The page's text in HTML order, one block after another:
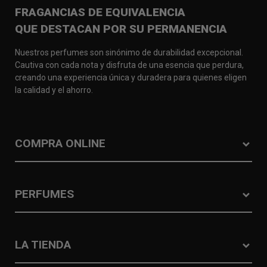
FRAGANCIAS DE EQUIVALENCIA
QUE DESTACAN POR SU PERMANENCIA
Nuestros perfumes son sinónimo de durabilidad excepcional.
Cautiva con cada nota y disfruta de una esencia que perdura,
creando una experiencia única y duradera para quienes eligen
la calidad y el ahorro.
COMPRA ONLINE
PERFUMES
LA TIENDA